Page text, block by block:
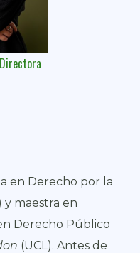
Directora
en Derecho por la
y maestra en
Derecho Público
(UCL). Antes de